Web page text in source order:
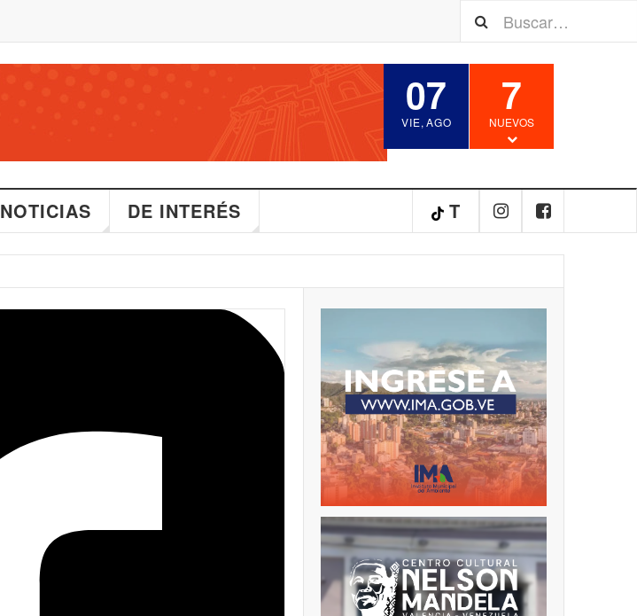
07
VIE, AGO
7
NUEVOS
NOTICIAS DE INTERÉS T